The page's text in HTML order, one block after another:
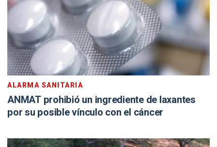
ALARMA SANITARIA
ANMAT prohibió un ingrediente de laxantes
por su posible vínculo con el cáncer